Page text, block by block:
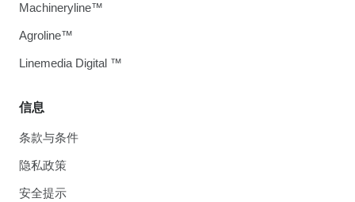
信息
条款与条件
隐私政策
安全提示
Machineryline™
Agroline™
Linemedia Digital ™